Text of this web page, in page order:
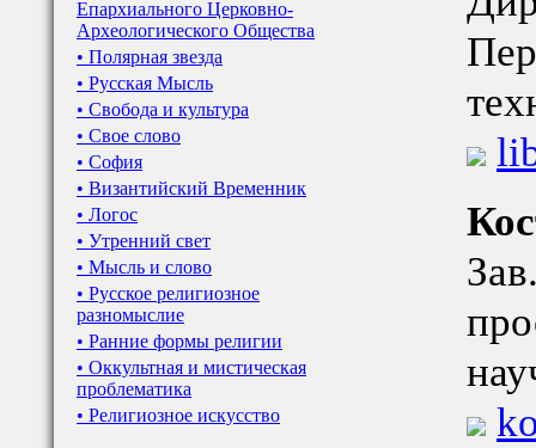
Епархиального Церковно-
Археологического Общества
• Полярная звезда
• Русская Мысль
• Свобода и культура
• Свое слово
• София
• Византийский Временник
• Логос
• Утренний свет
• Мысль и слово
• Русское религиозное
разномыслие
• Ранние формы религии
• Оккультная и мистическая
проблематика
• Религиозное искусство